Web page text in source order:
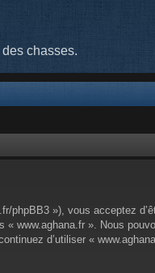
chasses.
phpBB3 »), vous acceptez
www.aghana.fr ». Nous
d’utiliser «